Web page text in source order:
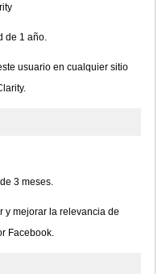
de 1 año.
usuario en cualquier sitio
3 meses.
y mejorar la relevancia de
Facebook.